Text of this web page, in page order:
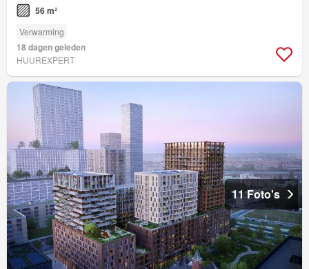
56 m²
Verwarming
18 dagen geleden
HUUREXPERT
11 Foto's